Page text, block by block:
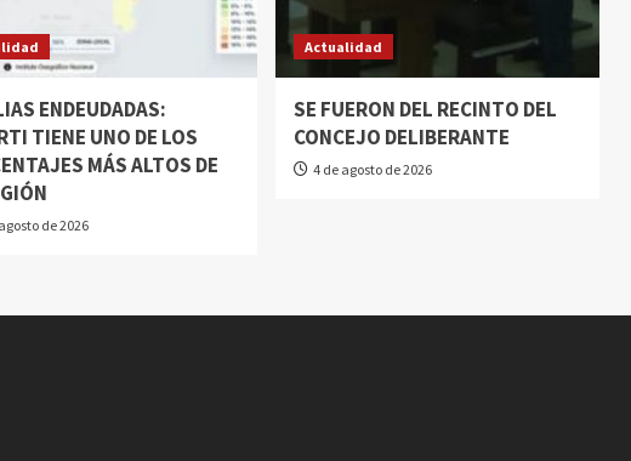
ENDEUDADAS:
TIENE UNO DE LOS
MÁS ALTOS DE
de 2026
Actualidad
SE FUERON DEL RECINTO DEL
CONCEJO DELIBERANTE
4 de agosto de 2026